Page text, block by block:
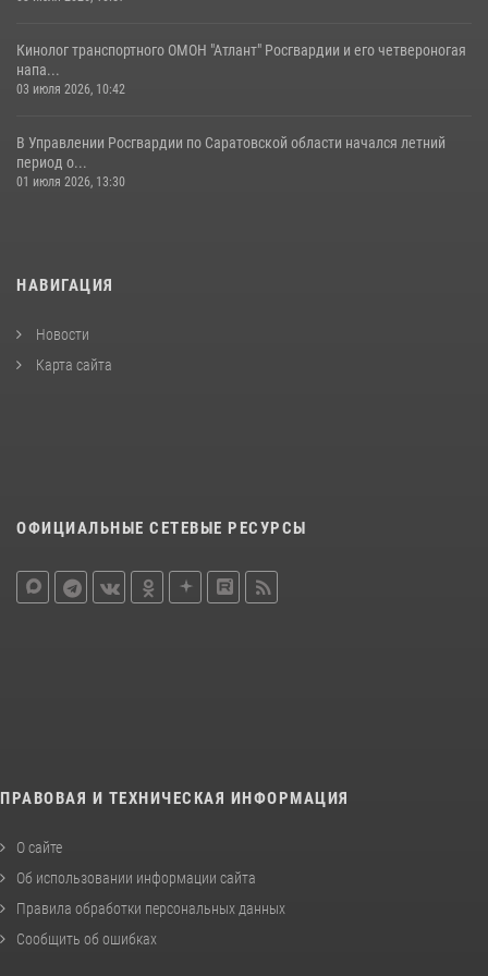
Кинолог транспортного ОМОН "Атлант" Росгвардии и его четвероногая
напа...
03 июля 2026, 10:42
В Управлении Росгвардии по Саратовской области начался летний
период о...
01 июля 2026, 13:30
НАВИГАЦИЯ
Новости
Карта сайта
ОФИЦИАЛЬНЫЕ СЕТЕВЫЕ РЕСУРСЫ
ПРАВОВАЯ И ТЕХНИЧЕСКАЯ ИНФОРМАЦИЯ
О сайте
Об использовании информации сайта
Правила обработки персональных данных
Сообщить об ошибках